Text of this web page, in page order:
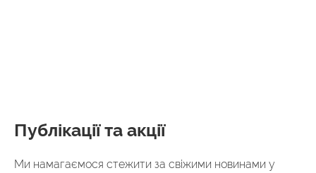
Публікації та акції
Ми намагаємося стежити за свіжими новинами у